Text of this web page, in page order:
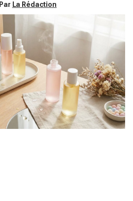
Par La Rédaction